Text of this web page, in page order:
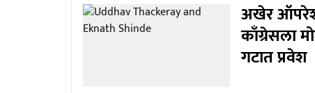
अखेर
काँग्रेसला
गटात प्रवेश